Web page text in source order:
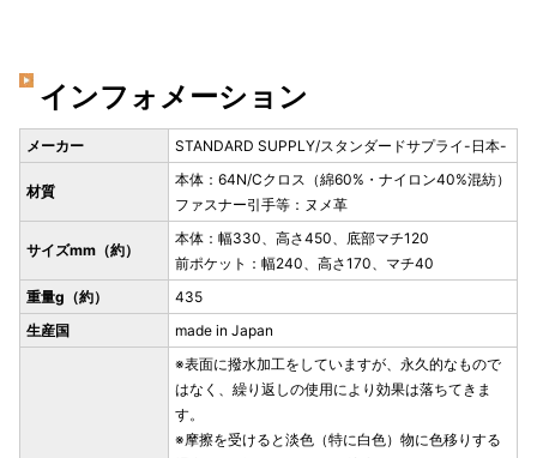
インフォメーション
メーカー STANDARD SUPPLY/スタンダードサプライ-日本-
材質
本体：64N/Cクロス（綿60%・ナイロン40%混紡）
ファスナー引手等：ヌメ革
サイズmm（約）
本体：幅330、高さ450、底部マチ120
前ポケット：幅240、高さ170、マチ40
重量g（約）
435
生産国
made in Japan
※表面に撥水加工をしていますが、永久的なもので
はなく、繰り返しの使用により効果は落ちてきま
す。
※摩擦を受けると淡色（特に白色）物に色移りする